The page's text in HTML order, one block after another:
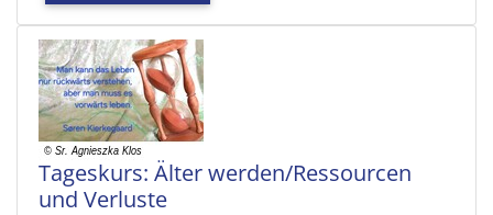
Tageskurs: Älter werden/Ressourcen
und Verluste